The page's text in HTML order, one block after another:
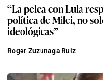
“La pelea con Lula
política de Milei, no
ideológicas”
Roger Zuzunaga Ruiz